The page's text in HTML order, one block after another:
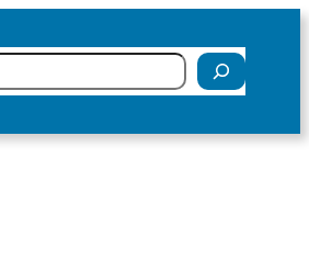
색